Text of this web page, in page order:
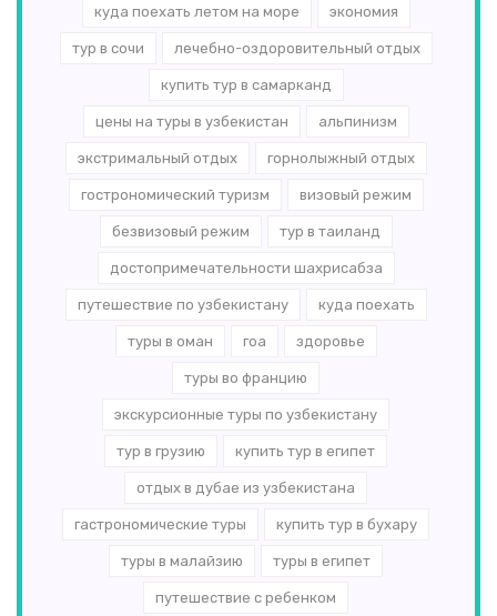
куда поехать летом на море экономия
тур в сочи лечебно-оздоровительный отдых
купить тур в самарканд
цены на туры в узбекистан альпинизм
экстримальный отдых горнолыжный отдых
гострономический туризм визовый режим
безвизовый режим тур в таиланд
достопримечательности шахрисабза
путешествие по узбекистану куда поехать
туры в оман гоа здоровье
туры во францию
экскурсионные туры по узбекистану
тур в грузию купить тур в египет
отдых в дубае из узбекистана
гастрономические туры купить тур в бухару
туры в малайзию туры в египет
путешествие с ребенком